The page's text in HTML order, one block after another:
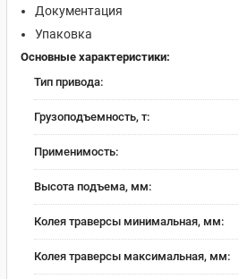
Документация
Упаковка
Основные характеристики:
Тип привода:
Грузоподъемность, т:
Применимость:
Высота подъема, мм:
Колея траверсы минимальная, мм:
Колея траверсы максимальная, мм: